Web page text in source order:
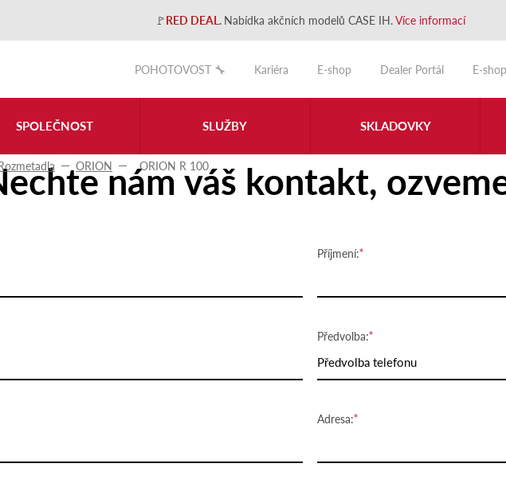
🚩RED DEAL. Nabídka akčních modelů CASE IH.Více informací
POHOTOVOST 🔧
Kariéra E-shop Dealer Portál E-
SPOLEČNOST SLUŽBY SKLADOVKY
ORION ORION R 100
nám váš kontakt,
Příjmení:
Předvolba:
Předvolba telefonu
Adresa: